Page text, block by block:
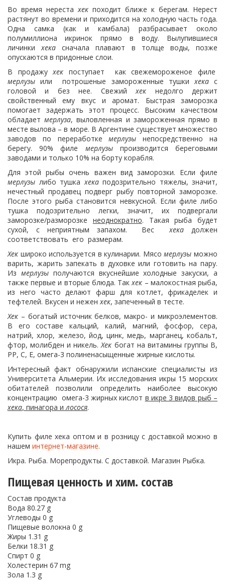
Во время нерестахек походит ближе к берегам. Нерест
растянут во времени и приходится на холодную часть года.
Одна самка (как и камбала) разбрасывает около
полумиллиона икринок прямо в воду. Вылупившиеся
личинкихека сначала плавают в толще воды, позже
опускаются в придонные слои.
В продажухек поступает как свежемороженое филе
мерлузы или потрошеные замороженные тушкихекас
головой и без нее. Свежийхек недолго держит
свойственный ему вкус и аромат. Быстрая заморозка
помогает задержать этот процесс. Высоким качеством
обладаетмерлуза, выловленная и замороженная прямо в
месте вылова – в море. В Аргентине существует множество
заводов по переработкемерлузы непосредственно на
берегу. 90% филе мерлузыпроизводится береговыми
заводами и только 10% на борту корабля.
Для этой рыбы очень важен вид заморозки. Если филе
мерлузы либо тушкахекаподозрительно тяжелы, значит,
нечестный продавец подверг рыбу повторной заморозке.
После этого рыба становится невкусной. Если филе либо
тушка подозрительно легки, значит, их подвергали
заморозке/разморозке неоднократно. Такая рыба будет
сухой, с неприятным запахом. Весхека должен
соответствовать его размерам.
Хек широко используется в кулинарии. Мясомерлузы можно
варить, жарить запекать в духовке или готовить на пару.
Из мерлузыполучаются вкуснейшие холодные закуски, а
также первые и вторые блюда. Такхек – малокостная рыба,
из него часто делают фарш для котлет, фрикаделек и
тефтелей. Вкусен и неженхек, запеченный в тесте.
Хек – богатый источник белков, макро- и микроэлементов.
В его составе кальций, калий, магний, фосфор, сера,
натрий, хлор, железо, йод, цинк, медь, марганец, кобальт,
фтор, молибден и никель.Хек богат на витамины группы В,
РР, С, Е, омега-3 полиненасыщенные жирные кислоты.
Интересный факт обнаружили испанские специалисты из
Университета Альмерии. Их исследования икры 15 морских
обитателей позволили определить наиболее высокую
концентрацию омега-3 жирных кислот в икре 3 видов рыб –
хека, пинагора илосося.
Купить филе хека оптом и в розницу с доставкой можно в
нашем интернет-магазине.
Икра. Рыба. Морепродукты. С доставкой. Магазин Рыбка.
Пищевая ценность и хим. состав
Состав продукта
Вода 80.27 g
Углеводы 0 g
Пищевые волокна 0 g
Жиры 1.31 g
Белки 18.31 g
Спирт 0 g
Холестерин 67 mg
Зола 1.3 g